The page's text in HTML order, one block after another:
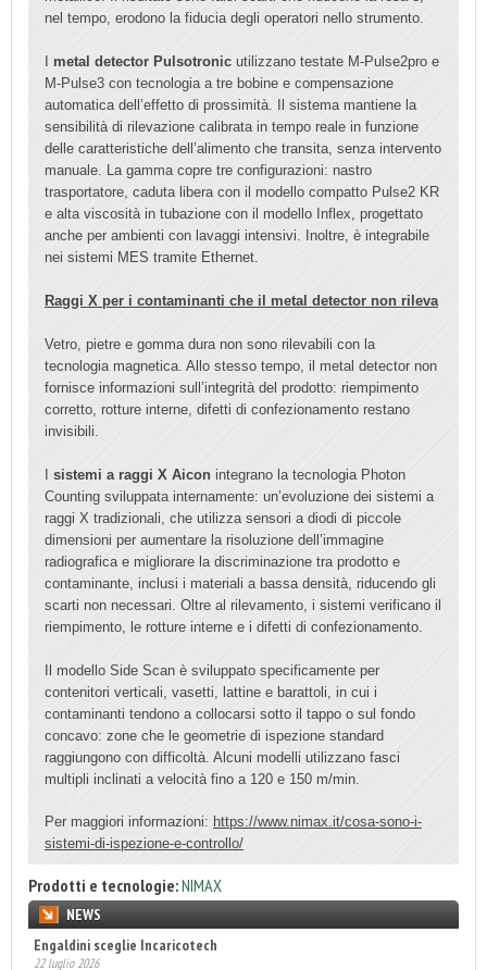
nel tempo, erodono la fiducia degli operatori nello strumento.
I metal detector Pulsotronic utilizzano testate M-Pulse2pro e
M-Pulse3 con tecnologia a tre bobine e compensazione
automatica dell’effetto di prossimità. Il sistema mantiene la
sensibilità di rilevazione calibrata in tempo reale in funzione
delle caratteristiche dell’alimento che transita, senza intervento
manuale. La gamma copre tre configurazioni: nastro
trasportatore, caduta libera con il modello compatto Pulse2 KR
e alta viscosità in tubazione con il modello Inflex, progettato
anche per ambienti con lavaggi intensivi. Inoltre, è integrabile
nei sistemi MES tramite Ethernet.
Raggi X per i contaminanti che il metal detector non rileva
Vetro, pietre e gomma dura non sono rilevabili con la
tecnologia magnetica. Allo stesso tempo, il metal detector non
fornisce informazioni sull’integrità del prodotto: riempimento
corretto, rotture interne, difetti di confezionamento restano
invisibili.
I sistemi a raggi X Aicon integrano la tecnologia Photon
Counting sviluppata internamente: un’evoluzione dei sistemi a
raggi X tradizionali, che utilizza sensori a diodi di piccole
dimensioni per aumentare la risoluzione dell’immagine
radiografica e migliorare la discriminazione tra prodotto e
contaminante, inclusi i materiali a bassa densità, riducendo gli
scarti non necessari. Oltre al rilevamento, i sistemi verificano il
riempimento, le rotture interne e i difetti di confezionamento.
Il modello Side Scan è sviluppato specificamente per
contenitori verticali, vasetti, lattine e barattoli, in cui i
contaminanti tendono a collocarsi sotto il tappo o sul fondo
concavo: zone che le geometrie di ispezione standard
raggiungono con difficoltà. Alcuni modelli utilizzano fasci
multipli inclinati a velocità fino a 120 e 150 m/min.
Per maggiori informazioni: https://www.nimax.it/cosa-sono-i-
sistemi-di-ispezione-e-controllo/
Prodotti e tecnologie:NIMAX
NEWS
Engaldini sceglie Incaricotech
22 luglio 2026